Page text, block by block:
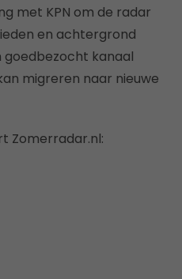
met KPN om de radar
en achtergrond
goedbezocht kanaal
migreren naar nieuwe
Zomerradar.nl: